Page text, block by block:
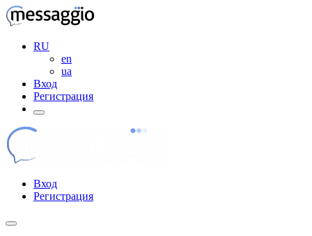
RU
en
ua
Вход
Регистрация
Вход
Регистрация